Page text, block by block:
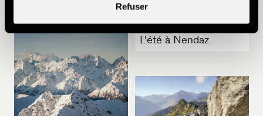
Refuser
L'été à Nendaz